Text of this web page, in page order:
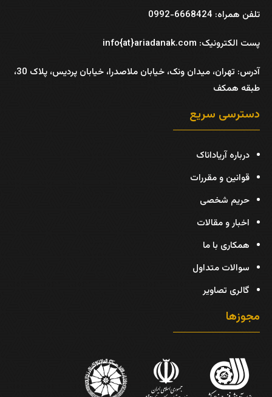
تلفن همراه: 6668424-0992
پست الکترونیک: info{at}ariadanak.com
آدرس:
تهران، میدان ونک، خیابان ملاصدرا، خیابان پردیس، پلاک 30،
طبقه همکف
دسترسی سریع
درباره آریاداناک
قوانین و مقررات
حریم شخصی
اخبار و مقالات
همکاری با ما
سوالات متداول
گالری تصاویر
مجوزها